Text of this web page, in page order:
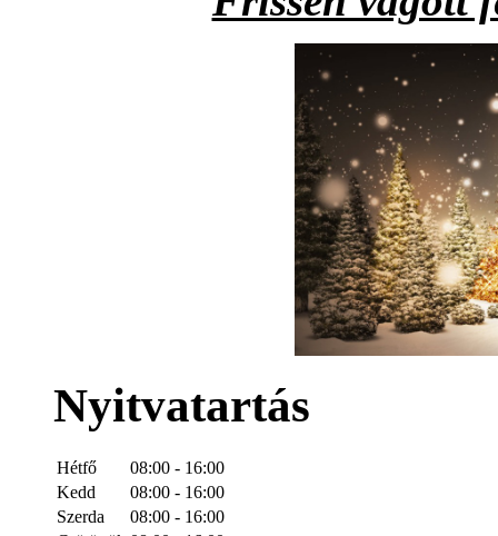
Nyitvatartás
Hétfő
08:00 - 16:00
Kedd
08:00 - 16:00
Szerda
08:00 - 16:00